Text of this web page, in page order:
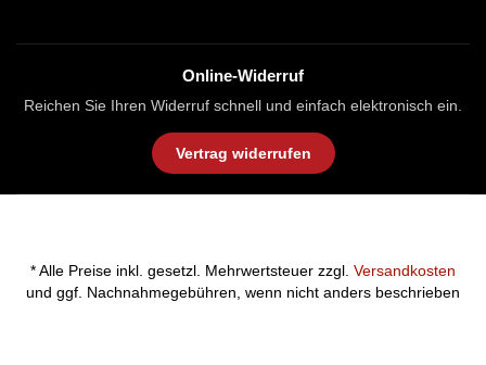
Online-Widerruf
Reichen Sie Ihren Widerruf schnell und einfach elektronisch ein.
Vertrag widerrufen
* Alle Preise inkl. gesetzl. Mehrwertsteuer zzgl. Versandkosten
und ggf. Nachnahmegebühren, wenn nicht anders beschrieben